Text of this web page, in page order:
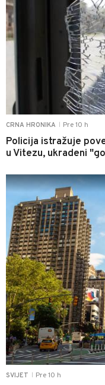
CRNA HRONIKA Pre 10 h
Policija istražuje
u Vitezu, ukradeni
SVIJET Pre 10 h